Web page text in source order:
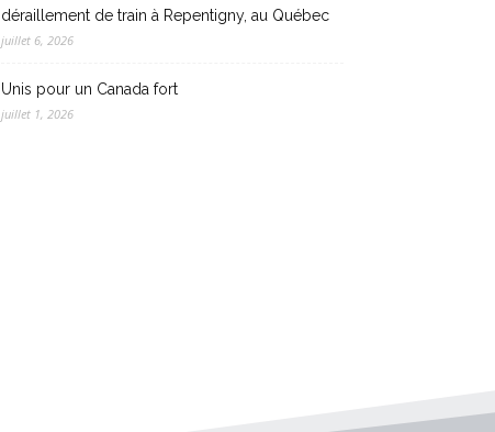
déraillement de train à Repentigny, au Québec
juillet 6, 2026
Unis pour un Canada fort
juillet 1, 2026